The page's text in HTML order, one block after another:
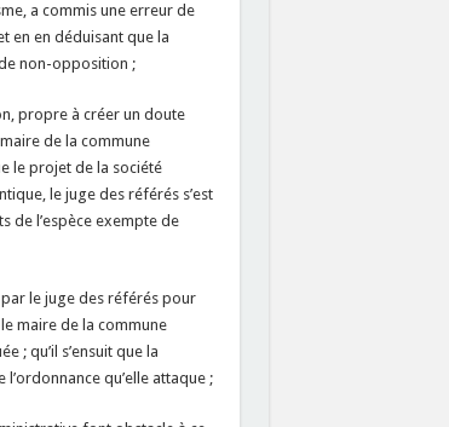
a commis une erreur de
en en déduisant que la
non-opposition ;
propre à créer un doute
de la commune
le projet de la société
le juge des référés s’est
de l’espèce exempte de
le juge des référés pour
maire de la commune
; qu’il s’ensuit que la
qu’elle attaque ;